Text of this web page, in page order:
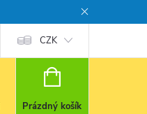
CZK
NÁKUPNÍ
Prázdný košík